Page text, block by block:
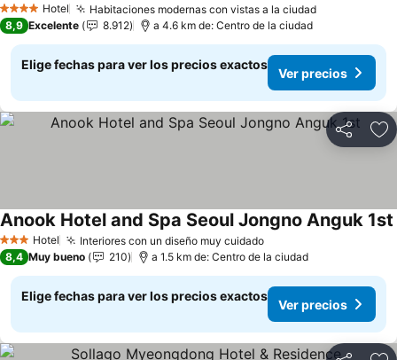
4 EstrellasHotel Habitaciones modernas con vistas a la ciudad
8,9 Excelente 8.912 a 4.6 km de: Centro de la ciudad
Elige fechas para ver los precios exactos
Ver precios
Compartir
3 Estrellas
Hotel Interiores con un diseño muy cuidado
Anook Hotel and Spa Seoul Jongno Anguk 1st
8,4 Muy bueno 210 a 1.5 km de: Centro de la ciudad
Elige fechas para ver los precios exactos
Ver precios